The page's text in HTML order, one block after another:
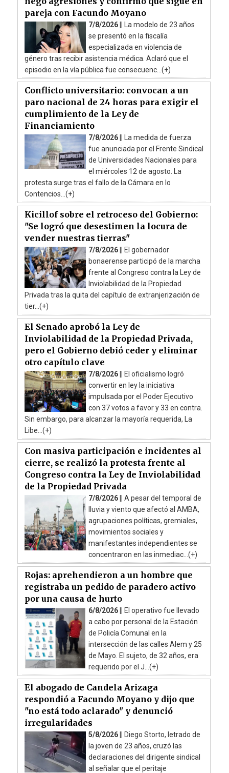
pareja con Facundo Moyano
7/8/2026 ||
La modelo de 23 años
se presentó en la fiscalía
especializada en violencia de
género tras recibir asistencia médica. Aclaró que el
episodio en la vía pública fue consecuenc...(+)
Conflicto universitario: convocan a un
paro nacional de 24 horas para exigir el
cumplimiento de la Ley de
Financiamiento
7/8/2026 ||
La medida de fuerza
fue anunciada por el Frente Sindical
de Universidades Nacionales para
el miércoles 12 de agosto. La
protesta surge tras el fallo de la Cámara en lo
Contencios...(+)
Kicillof sobre el retroceso del Gobierno:
"Se logró que desestimen la locura de
vender nuestras tierras"
7/8/2026 ||
El gobernador
bonaerense participó de la marcha
frente al Congreso contra la Ley de
Inviolabilidad de la Propiedad
Privada tras la quita del capítulo de extranjerización de
tier...(+)
El Senado aprobó la Ley de
Inviolabilidad de la Propiedad Privada,
pero el Gobierno debió ceder y eliminar
otro capítulo clave
7/8/2026 ||
El oficialismo logró
convertir en ley la iniciativa
impulsada por el Poder Ejecutivo
con 37 votos a favor y 33 en contra.
Sin embargo, para alcanzar la mayoría requerida, La
Libe...(+)
Con masiva participación e incidentes al
cierre, se realizó la protesta frente al
Congreso contra la Ley de Inviolabilidad
de la Propiedad Privada
7/8/2026 || A pesar del temporal de
lluvia y viento que afectó al AMBA,
agrupaciones políticas, gremiales,
movimientos sociales y
manifestantes independientes se
concentraron en las inmediac...(+)
Rojas: aprehendieron a un hombre que
registraba un pedido de paradero activo
por una causa de hurto
6/8/2026 ||
El operativo fue llevado
a cabo por personal de la Estación
de Policía Comunal en la
intersección de las calles Alem y 25
de Mayo. El sujeto, de 32 años, era
requerido por el J...(+)
El abogado de Candela Arizaga
respondió a Facundo Moyano y dijo que
"no está todo aclarado" y denunció
irregularidades
5/8/2026 ||
Diego Storto, letrado de
la joven de 23 años, cruzó las
declaraciones del dirigente sindical
al señalar que el peritaje